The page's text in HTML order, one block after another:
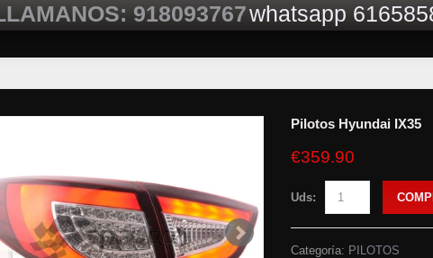
918093767whatsapp
Pilotos Hyundai IX35
€359.90
Uds:
Categoría: PILOTOS